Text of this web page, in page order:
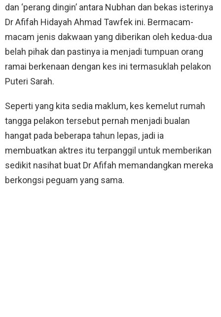
dan ‘perang dingin’ antara Nubhan dan bekas isterinya
Dr Afifah Hidayah Ahmad Tawfek ini. Bermacam-
macam jenis dakwaan yang diberikan oleh kedua-dua
belah pihak dan pastinya ia menjadi tumpuan orang
ramai berkenaan dengan kes ini termasuklah pelakon
Puteri Sarah.
Seperti yang kita sedia maklum, kes kemelut rumah
tangga pelakon tersebut pernah menjadi bualan
hangat pada beberapa tahun lepas, jadi ia
membuatkan aktres itu terpanggil untuk memberikan
sedikit nasihat buat Dr Afifah memandangkan mereka
berkongsi peguam yang sama.